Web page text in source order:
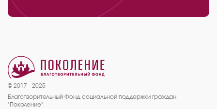
© 2017 - 2025
Благотворительный Фонд социальной поддержки граждан
"Поколение"